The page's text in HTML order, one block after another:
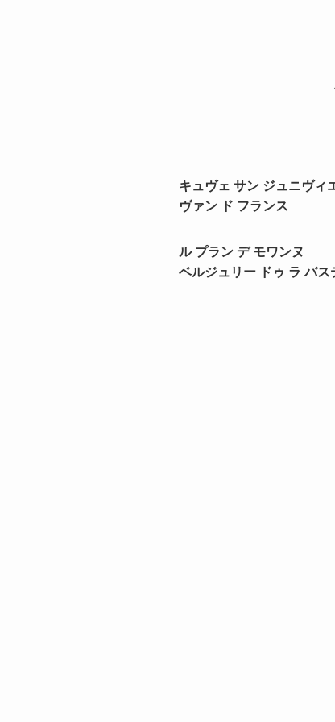
キュヴェ サン ジュニヴィ
ヴァン ド フランス
ル プラン デ モワンヌ
ベルジュリー ドゥ ラ バス